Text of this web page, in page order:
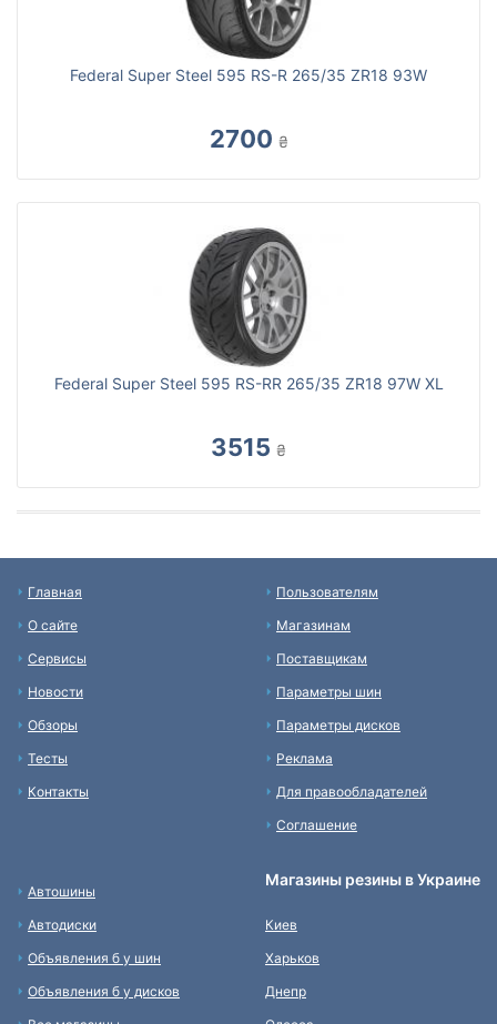
Federal Super Steel 595 RS-R 265/35 ZR18 93W
2700 ₴
Federal Super Steel 595 RS-RR 265/35 ZR18 97W XL
3515 ₴
Главная
О сайте
Сервисы
Новости
Обзоры
Тесты
Контакты
Пользователям
Магазинам
Поставщикам
Параметры шин
Параметры дисков
Реклама
Для правообладателей
Соглашение
Автошины
Автодиски
Объявления б у шин
Объявления б у дисков
Магазины резины в Украине
Киев
Харьков
Днепр